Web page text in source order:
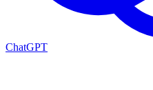
ChatGPT